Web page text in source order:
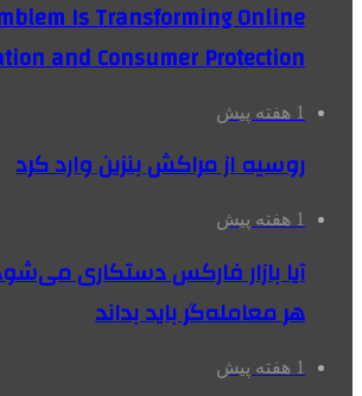
Is Transforming Online
and Consumer Protection
1 هفته پیش
روسیه از مراکش بنزین وارد کرد
1 هفته پیش
آیا بازار فارکس دستکاری
هر معامله‌گر باید بداند
1 هفته پیش